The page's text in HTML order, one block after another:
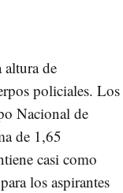
altura de
policiales. Los
Nacional de
de 1,65
casi como
los aspirantes